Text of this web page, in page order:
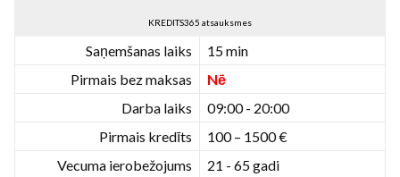
KREDITS365 atsauksmes
Saņemšanas laiks
15 min
Pirmais bez maksas
Nē
Darba laiks
09:00 - 20:00
Pirmais kredīts
100 – 1500 €
Vecuma ierobežojums
21 - 65 gadi